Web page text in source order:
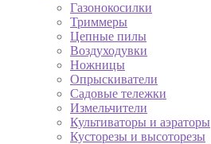
Газонокосилки
Триммеры
Цепные пилы
Воздуходувки
Ножницы
Опрыскиватели
Садовые тележки
Измельчители
Культиваторы и аэраторы
Кусторезы и высоторезы